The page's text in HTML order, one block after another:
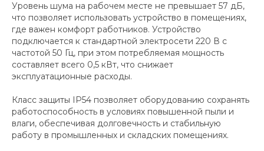
Уровень шума на рабочем месте не превышает 57 дБ,
что позволяет использовать устройство в помещениях,
где важен комфорт работников. Устройство
подключается к стандартной электросети 220 В с
частотой 50 Гц, при этом потребляемая мощность
составляет всего 0,5 кВт, что снижает
эксплуатационные расходы.
Класс защиты IP54 позволяет оборудованию сохранять
работоспособность в условиях повышенной пыли и
влаги, обеспечивая долговечность и стабильную
работу в промышленных и складских помещениях.